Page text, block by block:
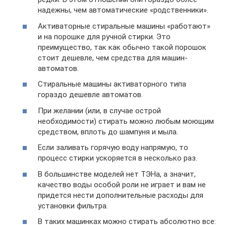
надежны, чем автоматические «родственники».
Активаторные стиральные машины «работают»
и на порошке для ручной стирки. Это
преимущество, так как обычно такой порошок
стоит дешевле, чем средства для машин-
автоматов.
Стиральные машины активаторного типа
гораздо дешевле автоматов.
При желании (или, в случае острой
необходимости) стирать можно любым моющим
средством, вплоть до шампуня и мыла.
Если заливать горячую воду напрямую, то
процесс стирки ускоряется в несколько раз.
В большинстве моделей нет ТЭНа, а значит,
качество воды особой роли не играет и вам не
придется нести дополнительные расходы для
установки фильтра.
В таких машинках можно стирать абсолютно все: